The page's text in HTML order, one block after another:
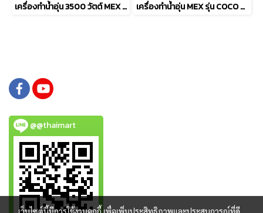
เครื่องทำน้ำอุ่น 3500 วัตต์ MEX รุ่น COCO S35 (WH) สีขาว เครื่องทำน้ำอุ่น MEX รุ่น COCO S45 (MB) 4500วัตต์
@@thaimart